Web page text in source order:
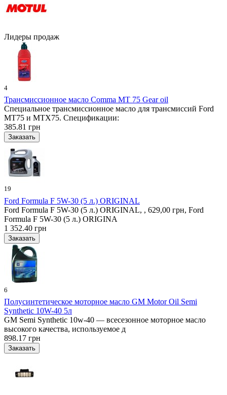
Лидеры продаж
4
Трансмиссионное масло Comma MT 75 Gear oil
Специальное трансмиссионное масло для трансмиссий Ford
MT75 и MTX75. Спецификации:
385.81 грн
19
Ford Formula F 5W-30 (5 л.) ORIGINAL
Ford Formula F 5W-30 (5 л.) ORIGINAL, , 629,00 грн, Ford
Formula F 5W-30 (5 л.) ORIGINA
1 352.40 грн
6
Полусинтетическое моторное масло GM Motor Oil Semi
Synthetic 10W-40 5л
GM Semi Synthetic 10w-40 — всесезонное моторное масло
высокого качества, используемое д
898.17 грн